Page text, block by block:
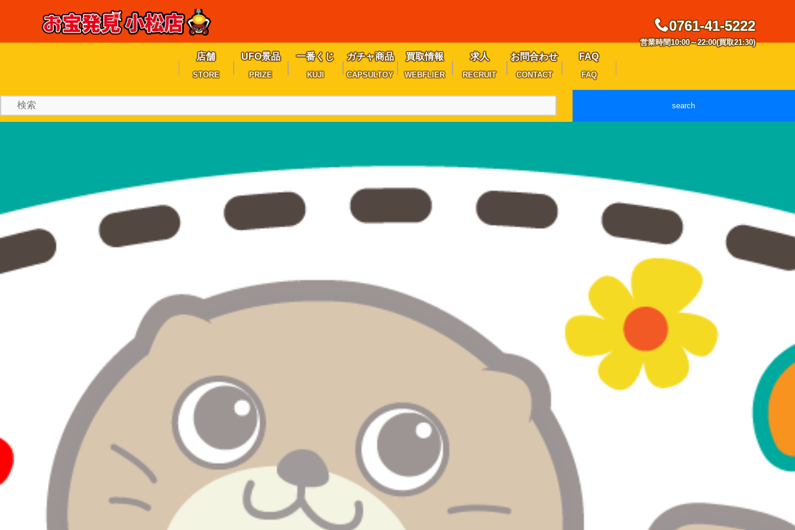
0761-41-5222
営業時間10:00～22:00(買取21:30)
店舗
STORE
UFO景品
PRIZE
一番くじ
KUJI
ガチャ商品
CAPSULTOY
買取情報
WEBFLIER
求人
RECRUIT
お問合わせ
CONTACT
FAQ
FAQ
search